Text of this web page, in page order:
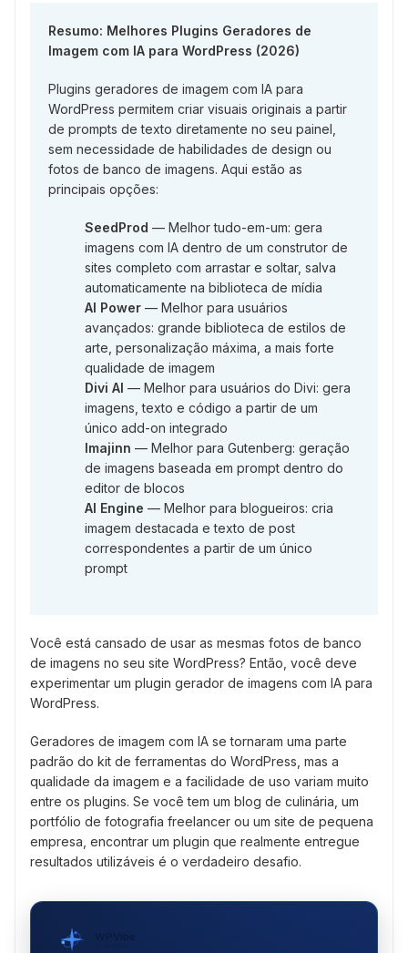
Resumo: Melhores Plugins Geradores de
Imagem com IA para WordPress (2026)
Plugins geradores de imagem com IA para
WordPress permitem criar visuais originais a partir
de prompts de texto diretamente no seu painel,
sem necessidade de habilidades de design ou
fotos de banco de imagens. Aqui estão as
principais opções:
SeedProd — Melhor tudo-em-um: gera
imagens com IA dentro de um construtor de
sites completo com arrastar e soltar, salva
automaticamente na biblioteca de mídia
AI Power — Melhor para usuários
avançados: grande biblioteca de estilos de
arte, personalização máxima, a mais forte
qualidade de imagem
Divi AI — Melhor para usuários do Divi: gera
imagens, texto e código a partir de um
único add-on integrado
Imajinn — Melhor para Gutenberg: geração
de imagens baseada em prompt dentro do
editor de blocos
AI Engine — Melhor para blogueiros: cria
imagem destacada e texto de post
correspondentes a partir de um único
prompt
Você está cansado de usar as mesmas fotos de banco
de imagens no seu site WordPress? Então, você deve
experimentar um plugin gerador de imagens com IA para
WordPress.
Geradores de imagem com IA se tornaram uma parte
padrão do kit de ferramentas do WordPress, mas a
qualidade da imagem e a facilidade de uso variam muito
entre os plugins. Se você tem um blog de culinária, um
portfólio de fotografia freelancer ou um site de pequena
empresa, encontrar um plugin que realmente entregue
resultados utilizáveis é o verdadeiro desafio.
WPVibe